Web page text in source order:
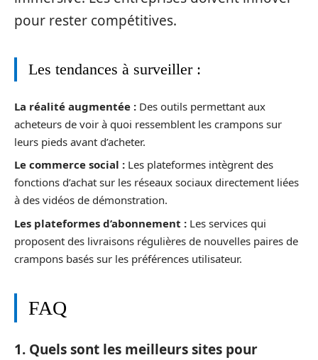
pour rester compétitives.
Les tendances à surveiller :
La réalité augmentée : Des outils permettant aux
acheteurs de voir à quoi ressemblent les crampons sur
leurs pieds avant d’acheter.
Le commerce social : Les plateformes intègrent des
fonctions d’achat sur les réseaux sociaux directement liées
à des vidéos de démonstration.
Les plateformes d’abonnement : Les services qui
proposent des livraisons régulières de nouvelles paires de
crampons basés sur les préférences utilisateur.
FAQ
1. Quels sont les meilleurs sites pour